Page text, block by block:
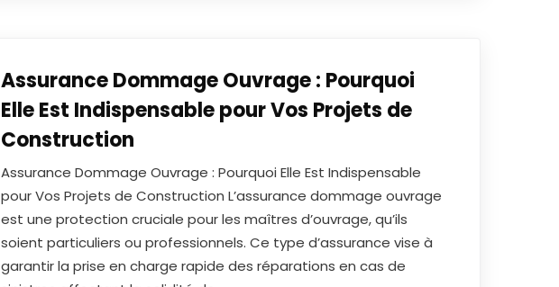
Assurance Dommage Ouvrage : Pourquoi
Elle Est Indispensable pour Vos Projets de
Construction
Assurance Dommage Ouvrage : Pourquoi Elle Est Indispensable
pour Vos Projets de Construction L’assurance dommage ouvrage
est une protection cruciale pour les maîtres d’ouvrage, qu’ils
soient particuliers ou professionnels. Ce type d’assurance vise à
garantir la prise en charge rapide des réparations en cas de